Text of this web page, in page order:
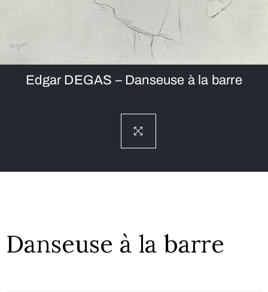
Edgar DEGAS – Danseuse à la barre
Danseuse à la barre